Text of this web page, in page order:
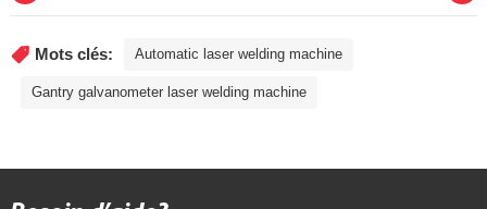
Mots clés: Automatic laser welding machine
Gantry galvanometer laser welding machine